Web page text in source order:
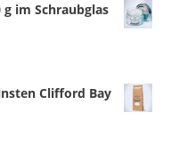
im Schraubglas
Clifford Bay